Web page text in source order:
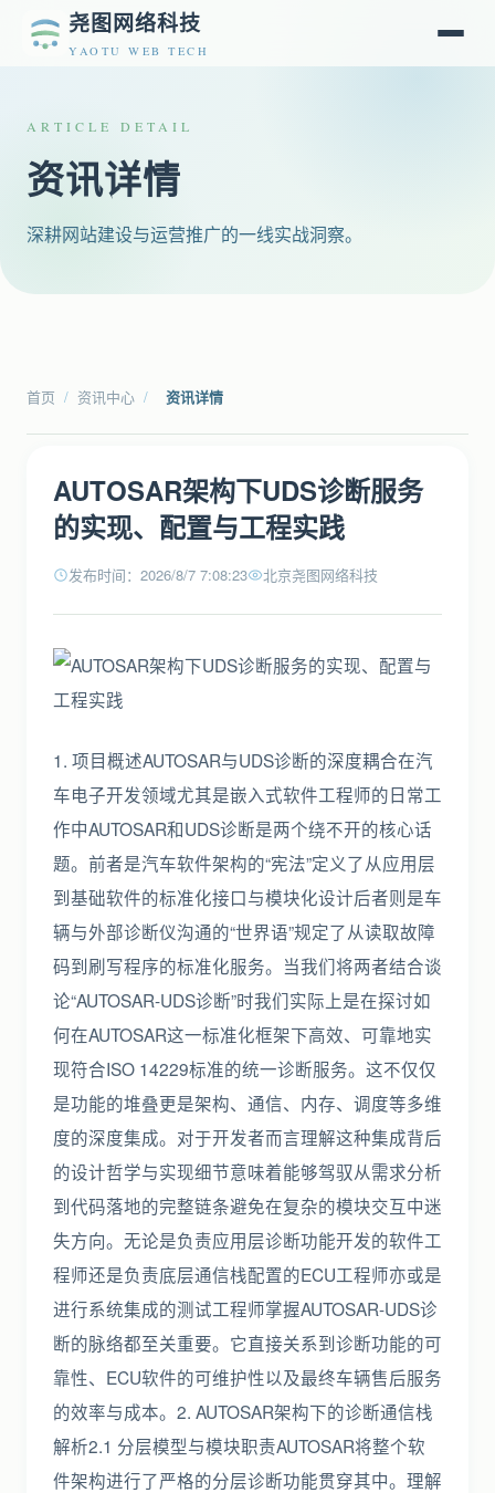
尧图网络科技
YAOTU WEB TECH
ARTICLE DETAIL
资讯详情
深耕网站建设与运营推广的一线实战洞察。
首页 / 资讯中心 / 资讯详情
AUTOSAR架构下UDS诊断服务
的实现、配置与工程实践
发布时间：2026/8/7 7:08:23 北京尧图网络科技
1. 项目概述AUTOSAR与UDS诊断的深度耦合在汽
车电子开发领域尤其是嵌入式软件工程师的日常工
作中AUTOSAR和UDS诊断是两个绕不开的核心话
题。前者是汽车软件架构的“宪法”定义了从应用层
到基础软件的标准化接口与模块化设计后者则是车
辆与外部诊断仪沟通的“世界语”规定了从读取故障
码到刷写程序的标准化服务。当我们将两者结合谈
论“AUTOSAR-UDS诊断”时我们实际上是在探讨如
何在AUTOSAR这一标准化框架下高效、可靠地实
现符合ISO 14229标准的统一诊断服务。这不仅仅
是功能的堆叠更是架构、通信、内存、调度等多维
度的深度集成。对于开发者而言理解这种集成背后
的设计哲学与实现细节意味着能够驾驭从需求分析
到代码落地的完整链条避免在复杂的模块交互中迷
失方向。无论是负责应用层诊断功能开发的软件工
程师还是负责底层通信栈配置的ECU工程师亦或是
进行系统集成的测试工程师掌握AUTOSAR-UDS诊
断的脉络都至关重要。它直接关系到诊断功能的可
靠性、ECU软件的可维护性以及最终车辆售后服务
的效率与成本。2. AUTOSAR架构下的诊断通信栈
解析2.1 分层模型与模块职责AUTOSAR将整个软
件架构进行了严格的分层诊断功能贯穿其中。理解